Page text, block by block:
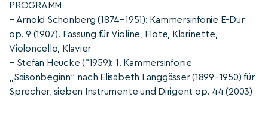
PROGRAMM
– Arnold Schönberg (1874–1951): Kammersinfonie E-Dur
op. 9 (1907). Fassung für Violine, Flöte, Klarinette,
Violoncello, Klavier
– Stefan Heucke (*1959): 1. Kammersinfonie
„Saisonbeginn“ nach Elisabeth Langgässer (1899–1950) für
Sprecher, sieben Instrumente und Dirigent op. 44 (2003)